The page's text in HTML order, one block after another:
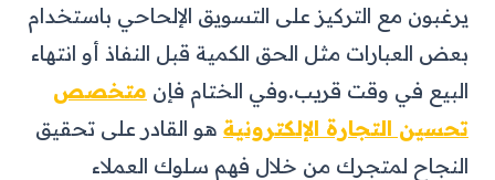
يرغبون مع التركيز على التسويق الإلحاحي باستخدام
بعض العبارات مثل الحق الكمية قبل النفاذ أو انتهاء
البيع في وقت قريب.وفي الختام فإن متخصص
تحسين التجارة الإلكترونية هو القادر على تحقيق
النجاح لمتجرك من خلال فهم سلوك العملاء